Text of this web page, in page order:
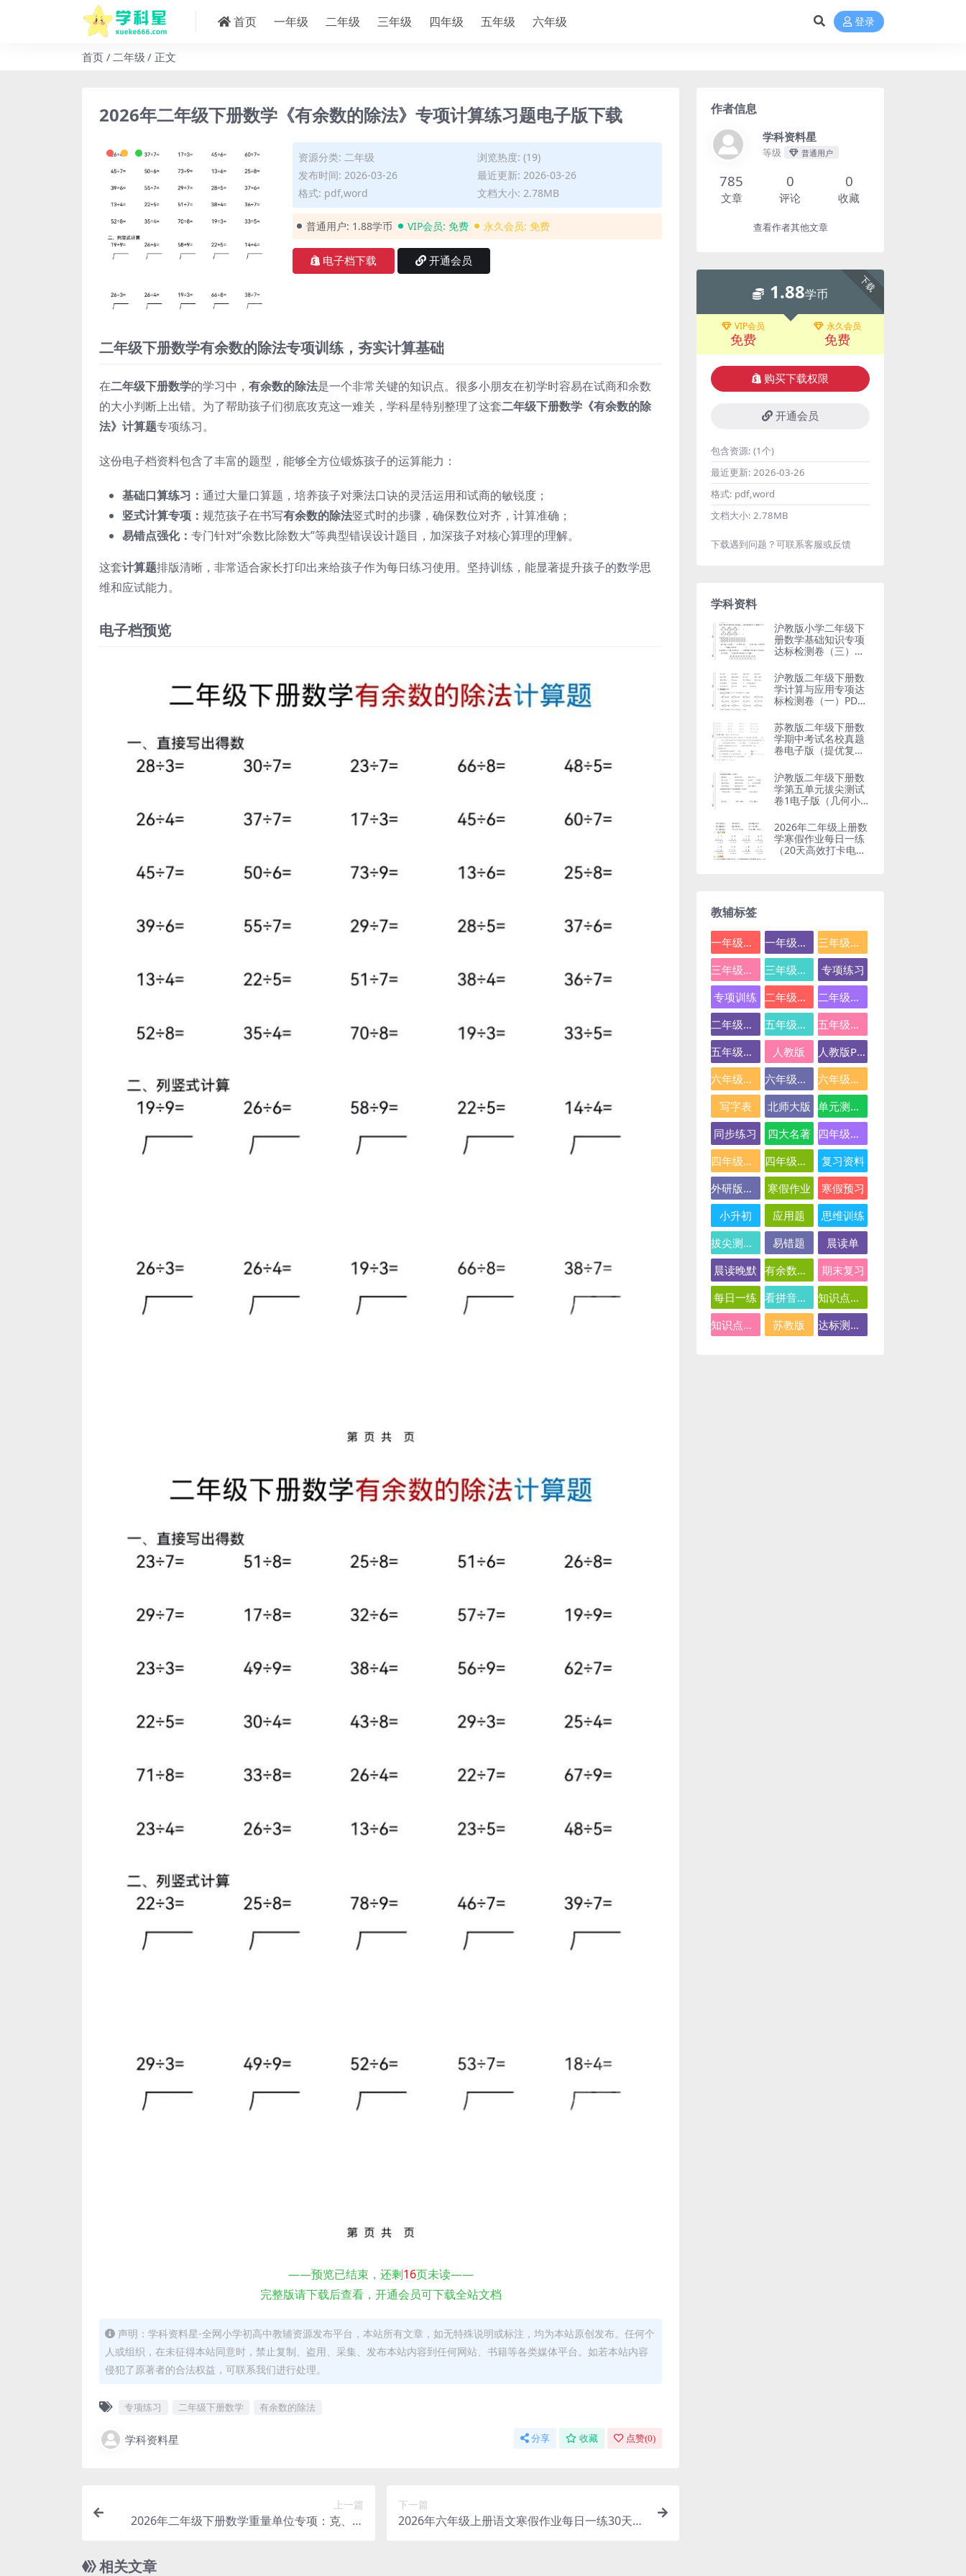
首页 一年级 二年级 三年级 四年级 五年级 六年级 登录
首页 二年级 正文
2026年二年级下册数学《有余数的除法》专项计算练习题电子版下载
资源分类: 二年级
浏览热度: (19)
发布时间: 2026-03-26
最近更新: 2026-03-26
格式: pdf,word
文档大小: 2.78MB
普通用户: 1.88学币 VIP会员: 免费 永久会员: 免费
电子档下载 开通会员
二年级下册数学有余数的除法专项训练，夯实计算基础
在二年级下册数学的学习中， 有余数的除法是一个非常关键的知识点。很多小朋友在初学时容易在试商和余数
的大小判断上出错。为了帮助孩子们彻底攻克这一难关，学科星特别整理了这套二年级下册数学《有余数的除
法》计算题专项练习。
这份电子档资料包含了丰富的题型，能够全方位锻炼孩子的运算能力：
基础口算练习： 通过大量口算题，培养孩子对乘法口诀的灵活运用和试商的敏锐度；
竖式计算专项： 规范孩子在书写有余数的除法竖式时的步骤，确保数位对齐，计算准确；
易错点强化： 专门针对“余数比除数大”等典型错误设计题目，加深孩子对核心算理的理解。
这套计算题排版清晰，非常适合家长打印出来给孩子作为每日练习使用。坚持训练，能显著提升孩子的数学思
维和应试能力。
电子档预览
——预览已结束，还剩16页未读——
完整版请下载后查看，开通会员可下载全站文档
声明：学科资料星-全网小学初高中教辅资源发布平台，本站所有文章，如无特殊说明或标注，均为本站原创发布。任何个
人或组织，在未征得本站同意时，禁止复制、盗用、采集、发布本站内容到任何网站、书籍等各类媒体平台。如若本站内容
侵犯了原著者的合法权益，可联系我们进行处理。
专项练习 二年级下册数学 有余数的除法
学科资料星 分享 收藏 点赞(0)
上一篇
2026年二年级下册数学重量单位专项：克、千
下一篇
2026年六年级上册语文寒假作业每日一练30天电
相关文章
作者信息
学科资料星
等级 普通用户
785
文章
0
评论
0
收藏
查看作者其他文章
下载
1.88学币
VIP会员
免费
永久会员
免费
购买下载权限
开通会员
包含资源: (1个)
最近更新: 2026-03-26
格式: pdf,word
文档大小: 2.78MB
下载遇到问题？可联系客服或反馈
学科资料
沪教版小学二年级下
册数学基础知识专项
达标检测卷（三）电
沪教版二年级下册数
学计算与应用专项达
标检测卷（一）PDF
苏教版二年级下册数
学期中考试名校真题
卷电子版（提优复习
沪教版二年级下册数
学第五单元拔尖测试
卷1电子版（几何小
2026年二年级上册数
学寒假作业每日一练
（20天高效打卡电子
教辅标签
一年级数学 一年级语文
三年级数学
三年级英语
三年级语文
专项练习
专项训练
二年级下册数学
二年级数学
二年级语文
五年级数学
五年级英语
五年级语文
人教版
人教版PEP
六年级数学
六年级英语
六年级语文
写字表
北师大版
单元测试卷
同步练习
四大名著
四年级下册语文
四年级数学
四年级语文
复习资料
外研版三起点
寒假作业
寒假预习
小升初
应用题
思维训练
拔尖测试卷
易错题
晨读单
晨读晚默
有余数的除法
期末复习
每日一练
看拼音写词语
知识点总结
知识点汇总
苏教版 达标测试卷